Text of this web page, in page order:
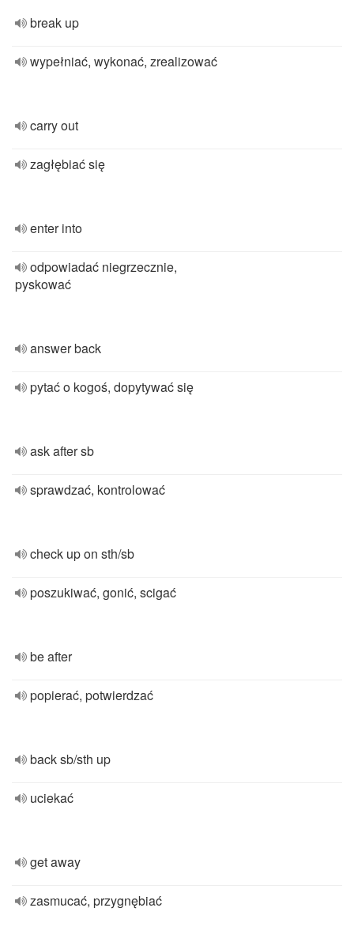
break up
wypełniać, wykonać, zrealizować
carry out
zagłębiać się
enter into
odpowiadać niegrzecznie,
pyskować
answer back
pytać o kogoś, dopytywać się
ask after sb
sprawdzać, kontrolować
check up on sth/sb
poszukiwać, gonić, scigać
be after
popierać, potwierdzać
back sb/sth up
uciekać
get away
zasmucać, przygnębiać